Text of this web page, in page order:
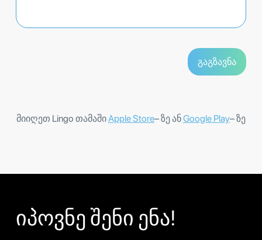
მიიღეთ Lingo თამაშიApple Store– ზე ანGoogle Play– ზე
იპოვნე შენი ენა!